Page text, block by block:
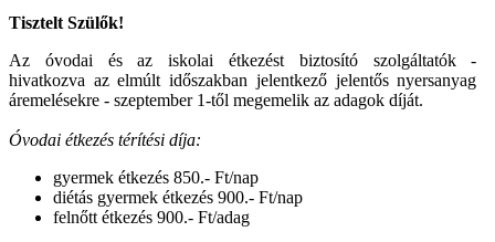
Tisztelt Szülők!
Az óvodai és az iskolai étkezést biztosító szolgáltatók -
hivatkozva az elmúlt időszakban jelentkező jelentős nyersanyag
áremelésekre - szeptember 1-től megemelik az adagok díját.
Óvodai étkezés térítési díja:
gyermek étkezés 850.- Ft/nap
diétás gyermek étkezés 900.- Ft/nap
felnőtt étkezés 900.- Ft/adag